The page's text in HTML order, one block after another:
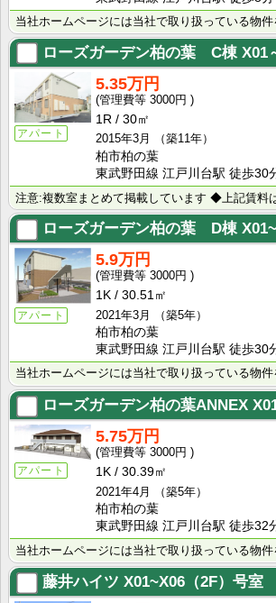
ローズガーデン柏の葉 C棟 X01
アパート
5.35万円
3000円
1R
30㎡
2015年3月
（築11年）
柏市柏の葉
東武野田線 江戸川台駅 徒歩30
ローズガーデン柏の葉 D棟
アパート
5.9万円
3000円
1K
30.51㎡
2021年3月
（築5年）
柏市柏の葉
東武野田線 江戸川台駅 徒歩30
ローズガーデン柏の葉ANNEX
アパート
5.75万円
3000円
1K
30.39㎡
2021年4月
（築5年）
柏市柏の葉
東武野田線 江戸川台駅 徒歩32
藤井ハイツ X01~X06（2F）号室